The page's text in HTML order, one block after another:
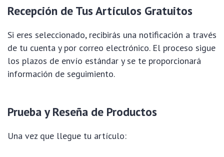
Recepción de Tus Artículos Gratuitos
Si eres seleccionado, recibirás una notificación a través
de tu cuenta y por correo electrónico. El proceso sigue
los plazos de envío estándar y se te proporcionará
información de seguimiento.
Prueba y Reseña de Productos
Una vez que llegue tu artículo: